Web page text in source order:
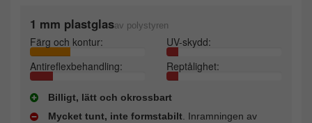
1 mm plastglasav polystyren
Färg och kontur:
UV-skydd:
Antireflexbehandling:
Reptålighet:
Billigt, lätt och okrossbart
Mycket tunt, inte formstabilt. Inramningen av